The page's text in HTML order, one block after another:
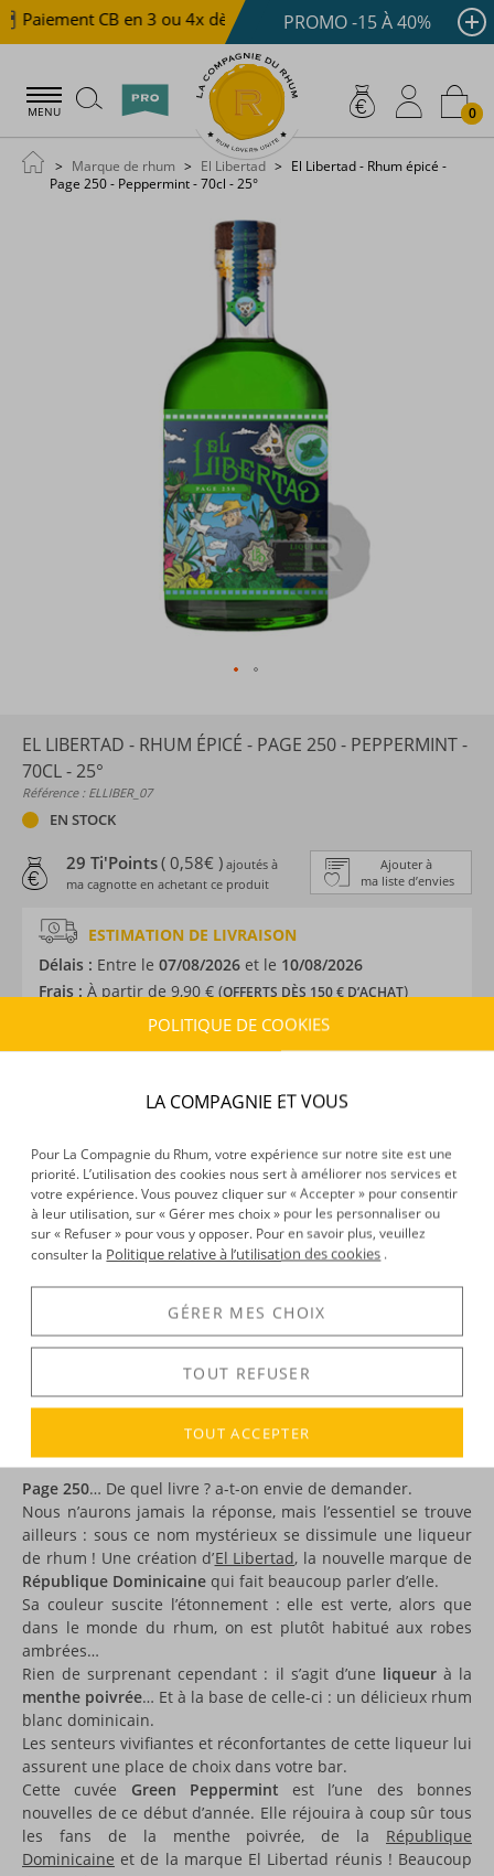
Paiement CB en 3 ou 4x dès 100 € Livraison offerte
PROMO -15 À 40%
MENU 0
Marque de rhum El Libertad
El Libertad - Rhum épicé -
Page 250 - Peppermint - 70cl - 25°
EL LIBERTAD - RHUM ÉPICÉ - PAGE 250 - PEPPERMINT -
70CL - 25°
Référence : ELLIBER_07
EN STOCK
Ajouter à
ma liste d’envies
29 Ti'Points( 0,58€ ) ajoutés à
ma cagnotte en achetant ce produit
ESTIMATION DE LIVRAISON
Délais : Entre le 07/08/2026 et le 10/08/2026
Frais : À partir de 9,90 € (OFFERTS DÈS 150 € D’ACHAT)
Rhum traditionnel
Distillation :Colonne
Environnement de vieillissement :Tropical
Volume :70CL
Degré :25°
Voir tous les produits :El Libertad
Page 250… De quel livre ? a-t-on envie de demander.
Nous n’aurons jamais la réponse, mais l’essentiel se trouve
ailleurs : sous ce nom mystérieux se dissimule une liqueur
de rhum ! Une création d’El Libertad, la nouvelle marque de
République Dominicaine qui fait beaucoup parler d’elle.
Sa couleur suscite l’étonnement : elle est verte, alors que
dans le monde du rhum, on est plutôt habitué aux robes
ambrées…
Rien de surprenant cependant : il s’agit d’une liqueurà la
menthe poivrée… Et à la base de celle-ci : un délicieux rhum
blanc dominicain.
Les senteurs vivifiantes et réconfortantes de cette liqueur lui
assurent une place de choix dans votre bar.
Cette cuvée Green Peppermint est l’une des bonnes
nouvelles de ce début d’année. Elle réjouira à coup sûr tous
les fans de la menthe poivrée, de la République
Dominicaine et de la marque El Libertad réunis ! Beaucoup
POLITIQUE DE COOKIES
LA COMPAGNIE ET VOUS
Pour La Compagnie du Rhum, votre expérience sur notre site est une
priorité. L’utilisation des cookies nous sert à améliorer nos services et
votre expérience. Vous pouvez cliquer sur « Accepter » pour consentir
à leur utilisation, sur « Gérer mes choix » pour les personnaliser ou
sur « Refuser » pour vous y opposer. Pour en savoir plus, veuillez
consulter la Politique relative à l’utilisation des cookies .
GÉRER MES CHOIX
TOUT REFUSER
TOUT ACCEPTER